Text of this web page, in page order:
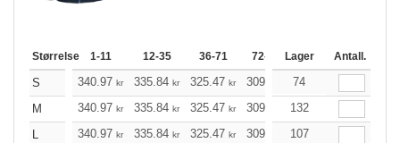
Størrelse 1-11 12-35 36-71 72-143 144-287
Lager Antall.
S 340.97 kr 335.84 kr 325.47 kr 309.97 294.47
74
M
340.97 kr 335.84 kr 325.47 kr 309.97 kr 294.47
132
L
340.97 kr 335.84 kr 325.47 kr 309.97 kr 294.47
107